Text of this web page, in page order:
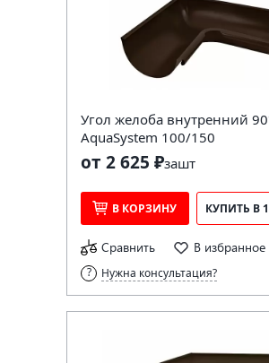
Угол желоба внутренний
AquaSystem 100/150
от 2 625 ₽зашт
В КОРЗИНУ КУПИТЬ В
Сравнить В избранное
Нужна консультация?